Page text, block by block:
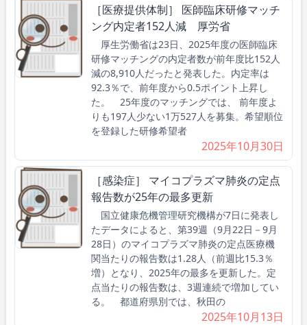
［医療提供体制］ 医師臨床研修マッチ
ング内定者152人減 厚労省
厚生労働省は23日、2025年度の医師臨床
研修マッチングの内定者数が前年度比152人
減の8,910人だったと発表した。内定率は
92.3％で、前年度から0.5ポイント上昇し
た。 25年度のマッチングでは、 前年度よ
りも197人少ない1万527人を募集。希望順位
を登録した研修希望者
2025年10月30日
［感染症］ マイコプラズマ肺炎の定点
報告数が25年の最多更新
国立健康危機管理研究機構が7日に発表し
たデータによると、第39週（9月22日－9月
28日）のマイコプラズマ肺炎の定点医療機
関当たりの報告数は1.28人（前週比15.3％
増）となり、2025年の最多を更新した。定
点当たりの報告数は、3週連続で増加してい
る。 都道府県別では、秋田の
2025年10月13日